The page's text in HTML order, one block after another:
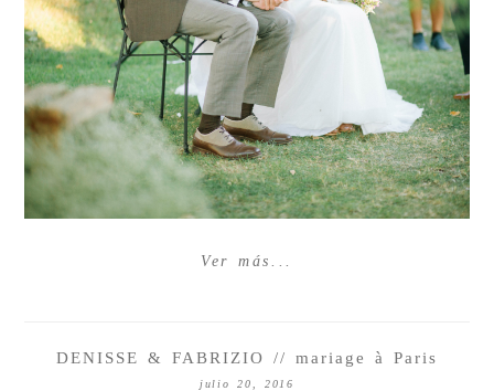
Ver más...
DENISSE & FABRIZIO // mariage à Paris
julio 20, 2016